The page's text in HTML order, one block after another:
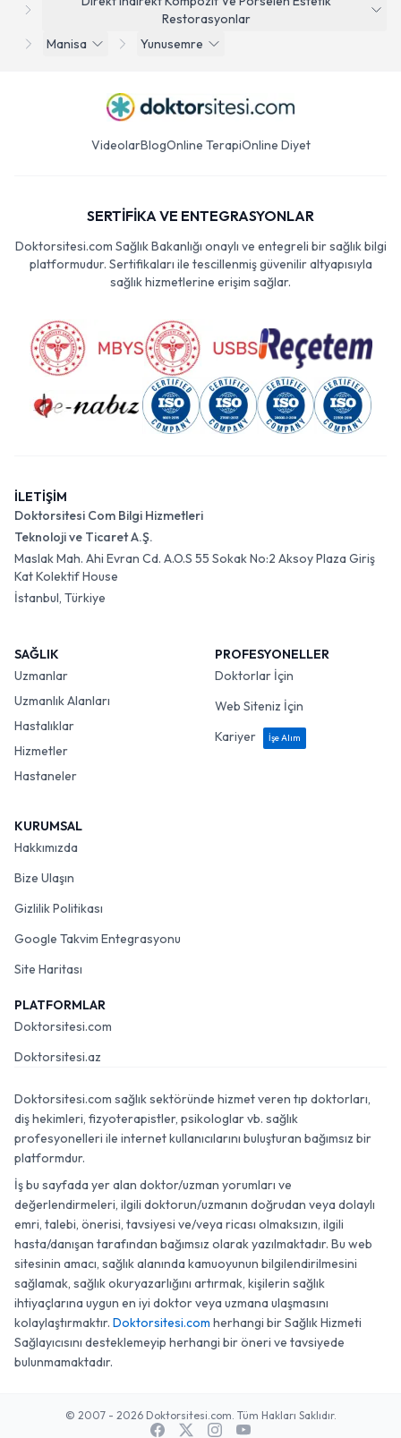
Restorasyonlar
Manisa
Yunusemre
VideolarBlogOnline TerapiOnline Diyet
SERTİFİKA VE ENTEGRASYONLAR
Doktorsitesi.com Sağlık Bakanlığı onaylı ve entegreli bir sağlık bilgi
platformudur. Sertifikaları ile tescillenmiş güvenilir altyapısıyla
sağlık hizmetlerine erişim sağlar.
İLETİŞİM
Doktorsitesi Com Bilgi Hizmetleri
Teknoloji ve Ticaret A.Ş.
Maslak Mah. Ahi Evran Cd. A.O.S 55 Sokak No:2 Aksoy Plaza Giriş
Kat Kolektif House
İstanbul, Türkiye
SAĞLIK
Uzmanlar
Uzmanlık Alanları
Hastalıklar
Hizmetler
Hastaneler
PROFESYONELLER
Doktorlar İçin
Web Siteniz İçin
Kariyer
İşe Alım
KURUMSAL
Hakkımızda
Bize Ulaşın
Gizlilik Politikası
Google Takvim Entegrasyonu
Site Haritası
PLATFORMLAR
Doktorsitesi.com
Doktorsitesi.az
Doktorsitesi.com sağlık sektöründe hizmet veren tıp doktorları,
diş hekimleri, fizyoterapistler, psikologlar vb. sağlık
profesyonelleri ile internet kullanıcılarını buluşturan bağımsız bir
platformdur.
İş bu sayfada yer alan doktor/uzman yorumları ve
değerlendirmeleri, ilgili doktorun/uzmanın doğrudan veya dolaylı
emri, talebi, önerisi, tavsiyesi ve/veya ricası olmaksızın, ilgili
hasta/danışan tarafından bağımsız olarak yazılmaktadır. Bu web
sitesinin amacı, sağlık alanında kamuoyunun bilgilendirilmesini
sağlamak, sağlık okuryazarlığını artırmak, kişilerin sağlık
ihtiyaçlarına uygun en iyi doktor veya uzmana ulaşmasını
kolaylaştırmaktır. Doktorsitesi.com herhangi bir Sağlık Hizmeti
Sağlayıcısını desteklemeyip herhangi bir öneri ve tavsiyede
bulunmamaktadır.
© 2007 - 2026 Doktorsitesi.com. Tüm Hakları Saklıdır.